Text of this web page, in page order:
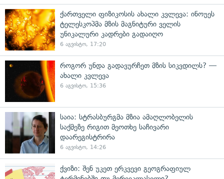
ქართველი ფიზიკოსის ახალი კვლევა: ინოუეს
ტელესკოპმა მზის მაგნიტური ველის
უნიკალური კადრები გადაიღო
6 აგვისტო, 17:20
როგორ უნდა გადავურჩეთ მზის სიკვდილს? —
ახალი კვლევა
6 აგვისტო, 15:36
საია: სტრასბურგმა მზია ამაღლობელის
საქმეზე რიგით მეოთხე საჩივარი
დაარეგისტრირა
6 აგვისტო, 14:26
ქვიზი: შენ უკეთ ერკვევი გეოგრაფიულ